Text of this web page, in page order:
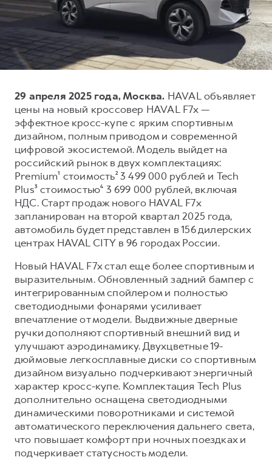
DARGO
от 3 199 000 ₽ от 3 499 000 ₽
от 2 899 000 ₽
F7X
POER
Тест-драйв
Трейд-ин
Кредитный калькулятор
Страхование
Кредит
КОРПОРАТИВНЫМ КЛИЕНТАМ
Для малого бизнеса
Корпоративным клиентам
Крупным корпоративным клиентам
Сервис для корпоративных клиентов
HAVAL Лизинг
АКСЕССУАРЫ HAVAL
Автомобильные аксессуары
Коллекция CITY
Коллекция Базовая
Коллекция Детская
СЕРВИСНОЕ ОБСЛУЖИВАНИЕ
Нулевое ТО
Программа «Помощь на дороге»
Электронный ПТС
ПОДДЕРЖКА
GWM Безопасность
Гарантия HAVAL
Мобильное приложение GWM
Программа «HAVAL Защита+»
Руководства по эксплуатации
АКСЕССУАРЫ HAVAL
Автомобильные аксессуары
Коллекция CITY
Коллекция Базовая
Коллекция Детская
О дилере
Наша команда
Контакты
29 апреля 2025 года, Москва. HAVAL объявляет
цены на новый кроссовер HAVAL F7x —
эффектное кросс-купе с ярким спортивным
дизайном, полным приводом и современной
цифровой экосистемой. Модель выйдет на
российский рынок в двух комплектациях:
Premium¹ стоимость² 3 499 000 рублей и Tech
Plus³ стоимостью⁴ 3 699 000 рублей, включая
НДС. Старт продаж нового HAVAL F7x
запланирован на второй квартал 2025 года,
автомобиль будет представлен в 156 дилерских
центрах HAVAL CITY в 96 городах России.
Новый HAVAL F7x стал еще более спортивным и
выразительным. Обновленный задний бампер с
интегрированным спойлером и полностью
светодиодными фонарями усиливает
впечатление от модели. Выдвижные дверные
ручки дополняют спортивный внешний вид и
улучшают аэродинамику. Двухцветные 19-
дюймовые легкосплавные диски со спортивным
дизайном визуально подчеркивают энергичный
характер кросс-купе. Комплектация Tech Plus
дополнительно оснащена светодиодными
динамическими поворотниками и системой
автоматического переключения дальнего света,
что повышает комфорт при ночных поездках и
подчеркивает статусность модели.